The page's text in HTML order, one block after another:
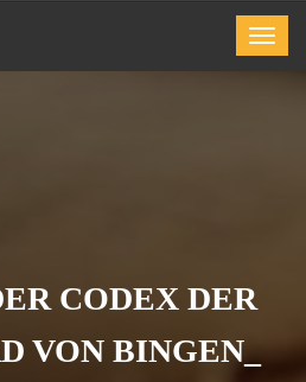
CODEX DER
VON BINGEN_